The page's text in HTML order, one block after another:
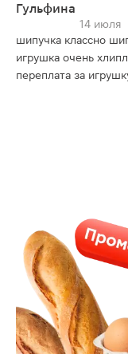
Гульфина
14 июля
шипучка классно
игрушка очень
переплата за